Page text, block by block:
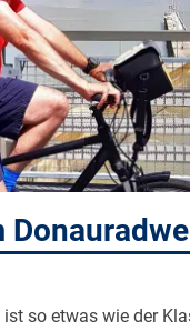
so etwas wie der